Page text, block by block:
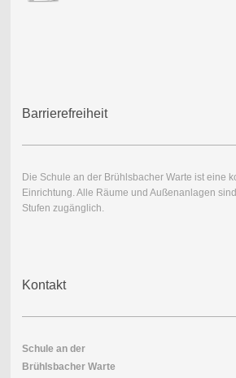
Barrierefreiheit
Die Schule an der Brühlsbacher Warte ist eine
Einrichtung. Alle Räume und Außenanlagen
Stufen zugänglich.
Kontakt
Schule an der
Brühlsbacher Warte